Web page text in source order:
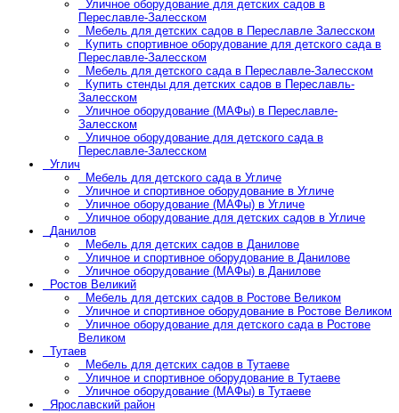
Уличное оборудование для детских садов в
Переславле-Залесском
Мебель для детских садов в Переславле Залесском
Купить спортивное оборудование для детского сада в
Переславле-Залесском
Мебель для детского сада в Переславле-Залесском
Купить стенды для детских садов в Переславль-
Залесском
Уличное оборудование (МАФы) в Переславле-
Залесском
Уличное оборудование для детского сада в
Переславле-Залесском
Углич
Мебель для детского сада в Угличе
Уличное и спортивное оборудование в Угличе
Уличное оборудование (МАФы) в Угличе
Уличное оборудование для детских садов в Угличе
Данилов
Мебель для детских садов в Данилове
Уличное и спортивное оборудование в Данилове
Уличное оборудование (МАФы) в Данилове
Ростов Великий
Мебель для детских садов в Ростове Великом
Уличное и спортивное оборудование в Ростове Великом
Уличное оборудование для детского сада в Ростове
Великом
Тутаев
Мебель для детских садов в Тутаеве
Уличное и спортивное оборудование в Тутаеве
Уличное оборудование (МАФы) в Тутаеве
Ярославский район